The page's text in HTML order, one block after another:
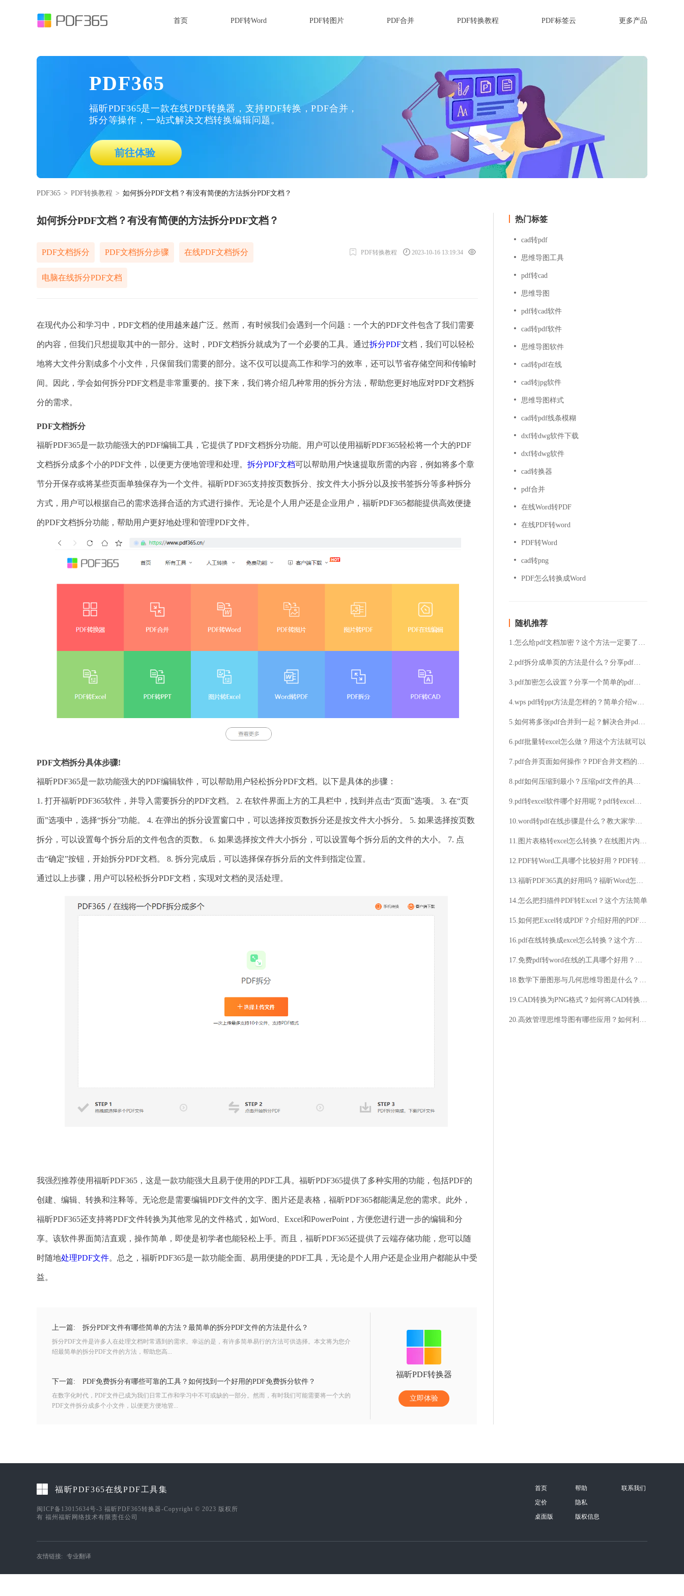
首页 PDF转Word PDF转图片 PDF合并 PDF转换教程 PDF标签云 更多产品
PDF365
福昕PDF365是一款在线PDF转换器，支持PDF转换，PDF合并，
拆分等操作，一站式解决文档转换编辑问题。
前往体验
PDF365 > PDF转换教程 > 如何拆分PDF文档？有没有简便的方法拆分PDF文档？
如何拆分PDF文档？有没有简便的方法拆分PDF文档？
PDF文档拆分 PDF文档拆分步骤 在线PDF文档拆分
电脑在线拆分PDF文档
PDF转换教程 2023-10-16 13:19:34
在现代办公和学习中，PDF文档的使用越来越广泛。然而，有时候我们会遇到一个问题：一个大的PDF文件包含了我们需要
的内容，但我们只想提取其中的一部分。这时，PDF文档拆分就成为了一个必要的工具。通过拆分PDF文档，我们可以轻松
地将大文件分割成多个小文件，只保留我们需要的部分。这不仅可以提高工作和学习的效率，还可以节省存储空间和传输时
间。因此，学会如何拆分PDF文档是非常重要的。接下来，我们将介绍几种常用的拆分方法，帮助您更好地应对PDF文档拆
分的需求。
PDF文档拆分
福昕PDF365是一款功能强大的PDF编辑工具，它提供了PDF文档拆分功能。用户可以使用福昕PDF365轻松将一个大的PDF
文档拆分成多个小的PDF文件，以便更方便地管理和处理。 拆分PDF文档可以帮助用户快速提取所需的内容，例如将多个章
节分开保存或将某些页面单独保存为一个文件。福昕PDF365支持按页数拆分、按文件大小拆分以及按书签拆分等多种拆分
方式，用户可以根据自己的需求选择合适的方式进行操作。无论是个人用户还是企业用户，福昕PDF365都能提供高效便捷
的PDF文档拆分功能，帮助用户更好地处理和管理PDF文件。
PDF文档拆分具体步骤!
福昕PDF365是一款功能强大的PDF编辑软件，可以帮助用户轻松拆分PDF文档。以下是具体的步骤：
1. 打开福昕PDF365软件，并导入需要拆分的PDF文档。 2. 在软件界面上方的工具栏中，找到并点击“页面”选项。 3. 在“页
面”选项中，选择“拆分”功能。 4. 在弹出的拆分设置窗口中，可以选择按页数拆分还是按文件大小拆分。 5. 如果选择按页数
拆分，可以设置每个拆分后的文件包含的页数。 6. 如果选择按文件大小拆分，可以设置每个拆分后的文件的大小。 7. 点
击“确定”按钮，开始拆分PDF文档。 8. 拆分完成后，可以选择保存拆分后的文件到指定位置。
通过以上步骤，用户可以轻松拆分PDF文档，实现对文档的灵活处理。
我强烈推荐使用福昕PDF365，这是一款功能强大且易于使用的PDF工具。福昕PDF365提供了多种实用的功能，包括PDF的
创建、编辑、转换和注释等。无论您是需要编辑PDF文件的文字、图片还是表格，福昕PDF365都能满足您的需求。此外，
福昕PDF365还支持将PDF文件转换为其他常见的文件格式，如Word、Excel和PowerPoint，方便您进行进一步的编辑和分
享。该软件界面简洁直观，操作简单，即使是初学者也能轻松上手。而且，福昕PDF365还提供了云端存储功能，您可以随
时随地处理PDF文件。总之，福昕PDF365是一款功能全面、易用便捷的PDF工具，无论是个人用户还是企业用户都能从中受
益。
上一篇: 拆分PDF文件有哪些简单的方法？最简单的拆分PDF文件的方法是什么？
拆分PDF文件是许多人在处理文档时常遇到的需求。幸运的是，有许多简单易行的方法可供选择。本文将为您介
绍最简单的拆分PDF文件的方法，帮助您高...
下一篇: PDF免费拆分有哪些可靠的工具？如何找到一个好用的PDF免费拆分软件？
在数字化时代，PDF文件已成为我们日常工作和学习中不可或缺的一部分。然而，有时我们可能需要将一个大的
PDF文件拆分成多个小文件，以便更方便地管...
福昕PDF转换器
立即体验
热门标签
cad转pdf
思维导图工具
pdf转cad
思维导图
pdf转cad软件
cad转pdf软件
思维导图软件
cad转pdf在线
cad转jpg软件
思维导图样式
cad转pdf线条模糊
dxf转dwg软件下载
dxf转dwg软件
cad转换器
pdf合并
在线Word转PDF
在线PDF转word
PDF转Word
cad转png
PDF怎么转换成Word
随机推荐
1.怎么给pdf文档加密？这个方法一定要了解！
2.pdf拆分成单页的方法是什么？分享pdf文件拆分教程
3.pdf加密怎么设置？分享一个简单的pdf加密方法
4.wps pdf转ppt方法是怎样的？简单介绍wps文档做pdf转ppt方法
5.如何将多张pdf合并到一起？解决合并pdf后页面不一致的技巧分享
6.pdf批量转excel怎么做？用这个方法就可以
7.pdf合并页面如何操作？PDF合并文档的简单方法
8.pdf如何压缩到最小？压缩pdf文件的具体方法
9.pdf转excel软件哪个好用呢？pdf转excel软件操作步骤分享
10.word转pdf在线步骤是什么？教大家学会转换方法
11.图片表格转excel怎么转换？在线图片内容转Excel功能特点介绍
12.PDF转Word工具哪个比较好用？PDF转Word工具在线转换方法具体步骤
13.福昕PDF365真的好用吗？福昕Word怎么转换成PDF方法分享
14.怎么把扫描件PDF转Excel？这个方法简单
15.如何把Excel转成PDF？介绍好用的PDF转换器
16.pdf在线转换成excel怎么转换？这个方法超简单！
17.免费pdf转word在线的工具哪个好用？免费pdf转word在线方法介绍
18.数学下册图形与几何思维导图是什么？六年级需要学习图形与几何思维导图吗？
19.CAD转换为PNG格式？如何将CAD转换为PNG格式？
20.高效管理思维导图有哪些应用？如何利用高效管理思维导图提升工作效率？
福昕PDF365在线PDF工具集
闽ICP备13015634号-3 福昕PDF365转换器-Copyright © 2023 版权所
有 福州福昕网络技术有限责任公司
首页
定价
桌面版
帮助
隐私
版权信息
联系我们
友情链接: 专业翻译